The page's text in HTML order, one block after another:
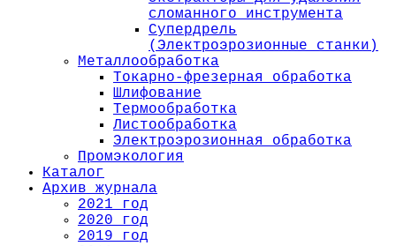
сломанного инструмента
Супердрель
(Электроэрозионные станки)
Металлообработка
Токарно-фрезерная обработка
Шлифование
Термообработка
Листообработка
Электроэрозионная обработка
Промэкология
Каталог
Архив журнала
2021 год
2020 год
2019 год